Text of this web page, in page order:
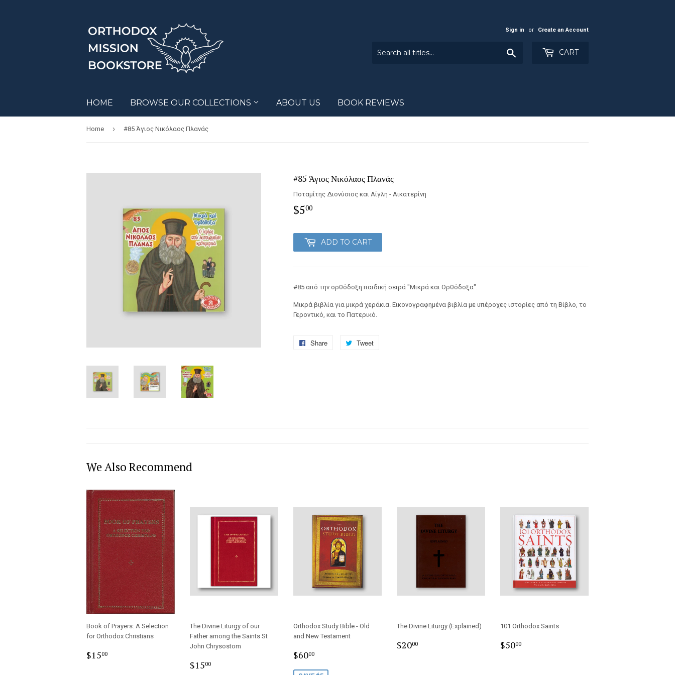
Sign in or Create an Account
CART
HOME BROWSE OUR COLLECTIONS ABOUT US BOOK REVIEWS
Home › #85 Άγιος Νικόλαος Πλανάς
#85 Άγιος Νικόλαος Πλανάς
Ποταμίτης Διονύσιος και Αίγλη - Αικατερίνη
$500
ADD TO CART
#85 από την ορθόδοξη παιδική σειρά "Μικρά και Ορθόδοξα".
Μικρά βιβλία για μικρά χεράκια. Εικονογραφημένα βιβλία με υπέροχες ιστορίες από τη Βίβλο, το
Γεροντικό, και το Πατερικό.
Share
Share
Tweet
We Also Recommend
Book of Prayers: A Selection
for Orthodox Christians
Regular
$1500
The Divine Liturgy of our
Father among the Saints St
John Chrysostom
Regular
$1500
Orthodox Study Bible - Old
and New Testament
Sale
$6000
The Divine Liturgy (Explained)
Regular
$2000
101 Orthodox Saints
Regular
$5000